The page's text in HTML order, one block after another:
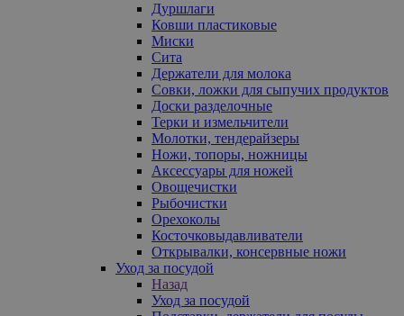
Дуршлаги
Ковши пластиковые
Миски
Сита
Держатели для молока
Совки, ложки для сыпучих продуктов
Доски разделочные
Терки и измельчители
Молотки, тендерайзеры
Ножи, топоры, ножницы
Аксессуары для ножей
Овощечистки
Рыбочистки
Орехоколы
Косточковыдавливатели
Открывалки, консервные ножи
Уход за посудой
Назад
Уход за посудой